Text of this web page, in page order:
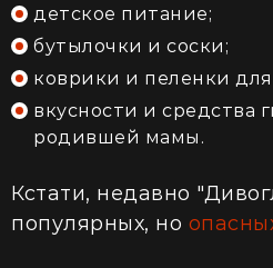
детское питание;
бутылочки и соски;
коврики и пеленки
вкусности и средства
родившей мамы.
Кстати, недавно
популярных, но